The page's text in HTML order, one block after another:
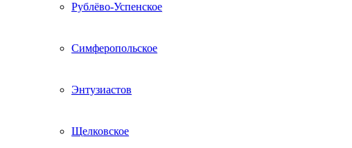
Рублёво-Успенское
Симферопольское
Энтузиастов
Щелковское